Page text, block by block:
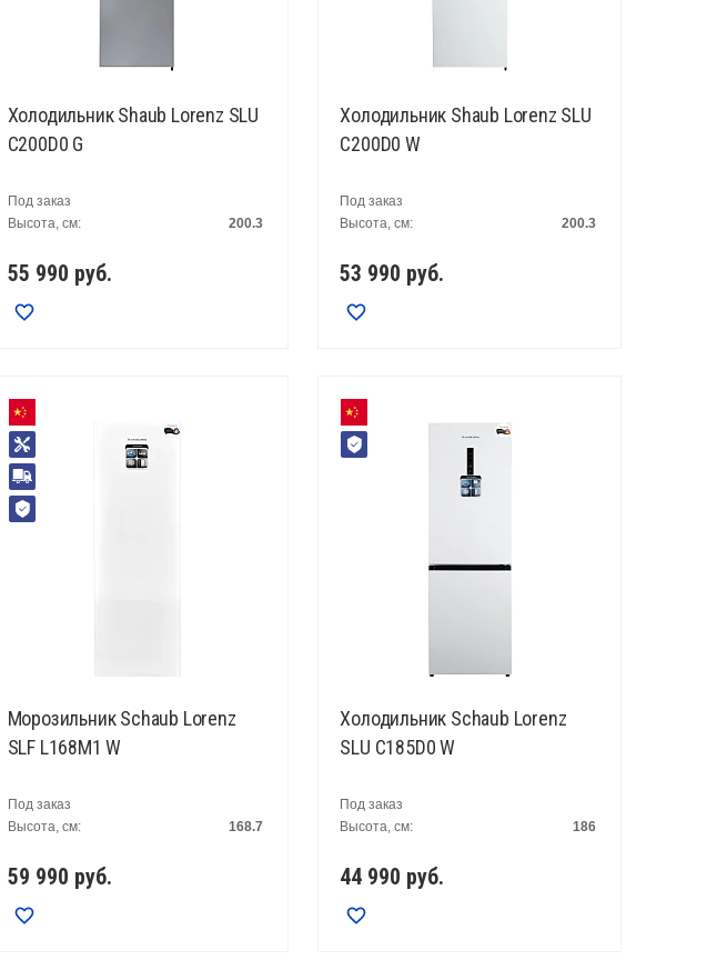
Холодильник Shaub Lorenz SLU
C200D0 G
Под заказ
Высота, см:
200.3
55 990 руб.
Холодильник Shaub Lorenz SLU
C200D0 W
Под заказ
Высота, см:
200.3
53 990 руб.
Морозильник Schaub Lorenz
SLF L168M1 W
Под заказ
Высота, см:
168.7
59 990 руб.
Холодильник Schaub Lorenz
SLU C185D0 W
Под заказ
Высота, см:
186
44 990 руб.